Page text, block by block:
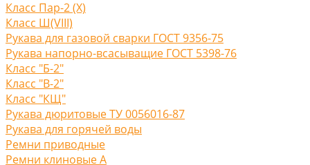
Класс Пар-2 (X)
Класс Ш(VIII)
Рукава для газовой сварки ГОСТ 9356-75
Рукава напорно-всасыващие ГОСТ 5398-76
Класс "Б-2"
Класс "В-2"
Класс "КЩ"
Рукава дюритовые ТУ 0056016-87
Рукава для горячей воды
Ремни приводные
Ремни клиновые A